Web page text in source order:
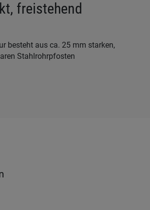
freistehend
besteht aus ca. 25 mm starken,
Stahlrohrpfosten